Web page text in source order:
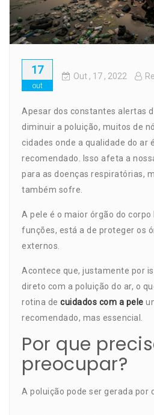
17
out
Out , 17 , 2022
Apesar dos constantes alertas
diminuir a poluição, muitos de
cidades onde a qualidade do ar
recomendado. Isso afeta a
para as doenças respiratórias,
também sofre.
A pele é o maior órgão do
funções, está a de proteger os
externos.
Acontece que, justamente por
direto com a poluição do ar, o
rotina de cuidados com a pele
recomendado, mas essencial.
Por que
preocupar?
A poluição pode ser gerada por